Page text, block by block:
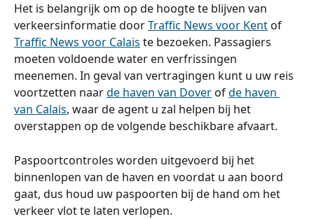
Het is belangrijk om op de hoogte te blijven van
verkeersinformatie door Traffic News voor Kent of
Traffic News voor Calais te bezoeken. Passagiers
moeten voldoende water en verfrissingen
meenemen. In geval van vertragingen kunt u uw reis
voortzetten naar de haven van Dover of de haven
van Calais, waar de agent u zal helpen bij het
overstappen op de volgende beschikbare afvaart.
Paspoortcontroles worden uitgevoerd bij het
binnenlopen van de haven en voordat u aan boord
gaat, dus houd uw paspoorten bij de hand om het
verkeer vlot te laten verlopen.